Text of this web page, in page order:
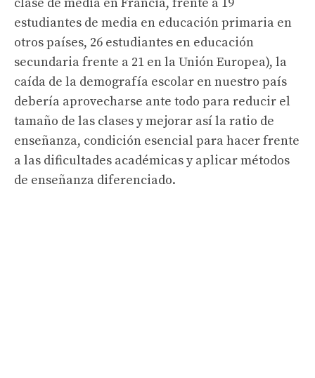
estudiantes de media en educación primaria en
otros países, 26 estudiantes en educación
secundaria frente a 21 en la Unión Europea), la
caída de la demografía escolar en nuestro país
debería aprovecharse ante todo para reducir el
tamaño de las clases y mejorar así la ratio de
enseñanza, condición esencial para hacer frente
a las dificultades académicas y aplicar métodos
de enseñanza diferenciado.